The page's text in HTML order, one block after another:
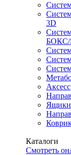
3D
БОКС/
Ящики
Каталоги
Смотреть